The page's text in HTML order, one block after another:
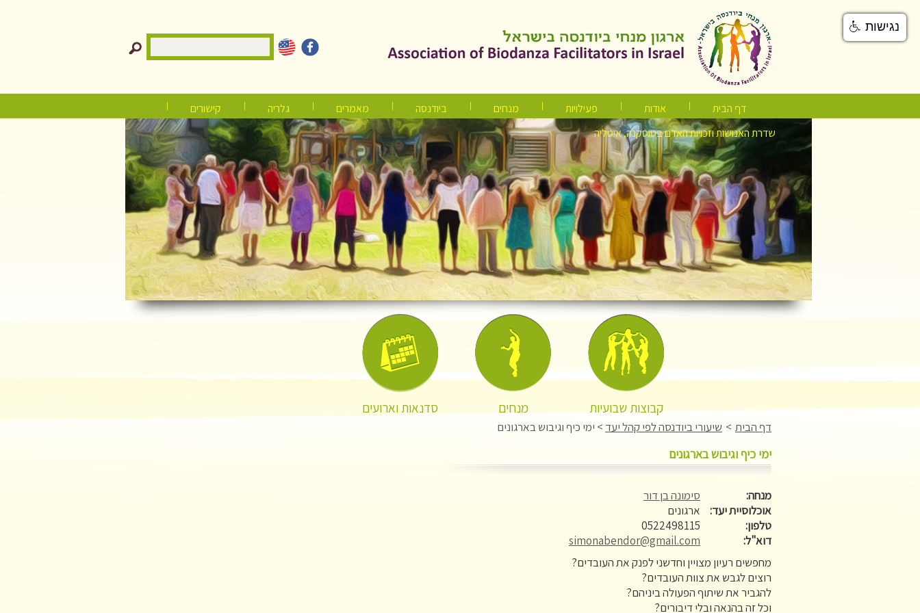
דף הבית אודות פעילויות מנחים ביודנסה מאמרים גלריה
קישורים
שדרת האנושות וזכויות האדם בטוסקנה, איטליה
קבוצות שבועיות מנחים סדנאות וארועים
דף הבית > שיעורי ביודנסה לפי קהל יעד > ימי כיף וגיבוש בארגונים
ימי כיף וגיבוש בארגונים
מנחה:
סימונה בן דור
אוכלוסיית יעד:
ארגונים
טלפון:
0522498115
דוא"ל:
simonabendor@gmail.com
מחפשים רעיון מצויין וחדשני לפנק את העובדים?
רוצים לגבש את צוות העובדים?
להגביר את שיתוף הפעולה ביניהם?
וכל זה בהנאה ובלי דיבורים?
נגישות